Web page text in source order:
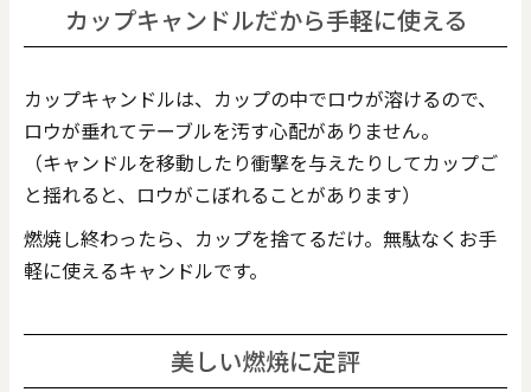
カップキャンドルだから手軽に使える
カップキャンドルは、カップの中でロウが溶けるので、
ロウが垂れてテーブルを汚す心配がありません。
（キャンドルを移動したり衝撃を与えたりしてカップご
と揺れると、ロウがこぼれることがあります）
燃焼し終わったら、カップを捨てるだけ。無駄なくお手
軽に使えるキャンドルです。
美しい燃焼に定評